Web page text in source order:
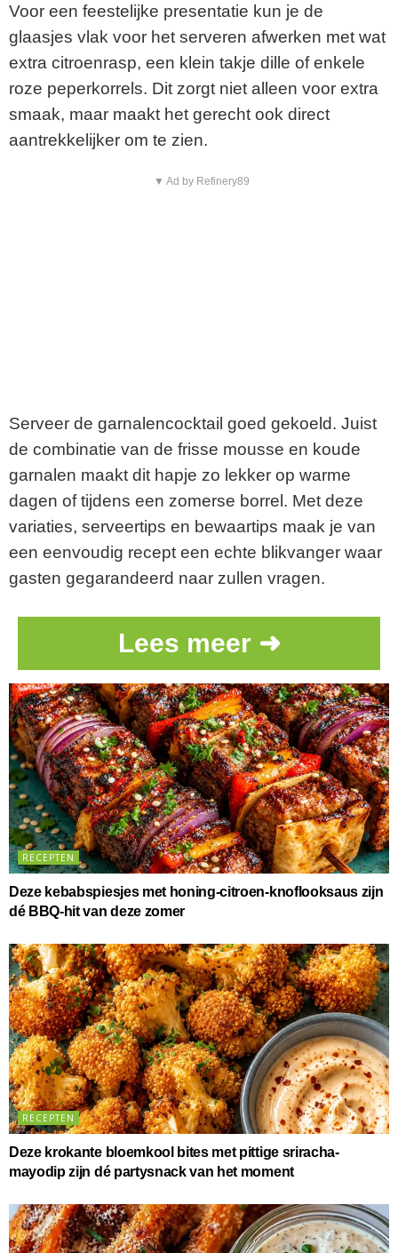
Voor een feestelijke presentatie kun je de
glaasjes vlak voor het serveren afwerken met wat
extra citroenrasp, een klein takje dille of enkele
roze peperkorrels. Dit zorgt niet alleen voor extra
smaak, maar maakt het gerecht ook direct
aantrekkelijker om te zien.
▼ Ad by Refinery89
Serveer de garnalencocktail goed gekoeld. Juist
de combinatie van de frisse mousse en koude
garnalen maakt dit hapje zo lekker op warme
dagen of tijdens een zomerse borrel. Met deze
variaties, serveertips en bewaartips maak je van
een eenvoudig recept een echte blikvanger waar
gasten gegarandeerd naar zullen vragen.
Lees meer ➜
RECEPTEN
Deze kebabspiesjes met honing-citroen-knoflooksaus zijn
dé BBQ-hit van deze zomer
RECEPTEN
Deze krokante bloemkool bites met pittige sriracha-
mayodip zijn dé partysnack van het moment